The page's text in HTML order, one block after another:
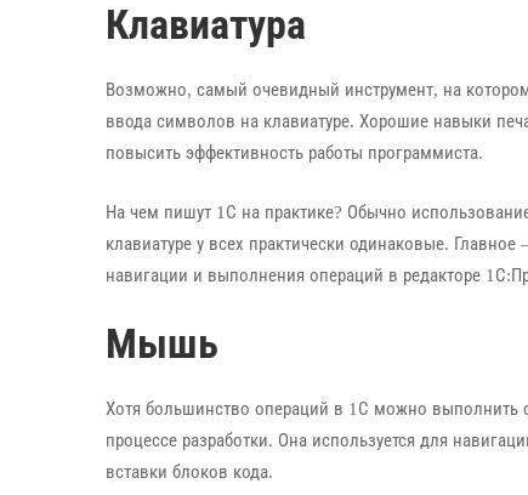
Клавиатура
Возможно, самый очевидный инструмент, на
ввода символов на клавиатуре. Хорошие навыки
повысить эффективность работы программиста.
На чем пишут 1С на практике? Обычно
клавиатуре у всех практически одинаковые.
навигации и выполнения операций в редакторе
Мышь
Хотя большинство операций в 1С можно
процессе разработки. Она используется для
вставки блоков кода.